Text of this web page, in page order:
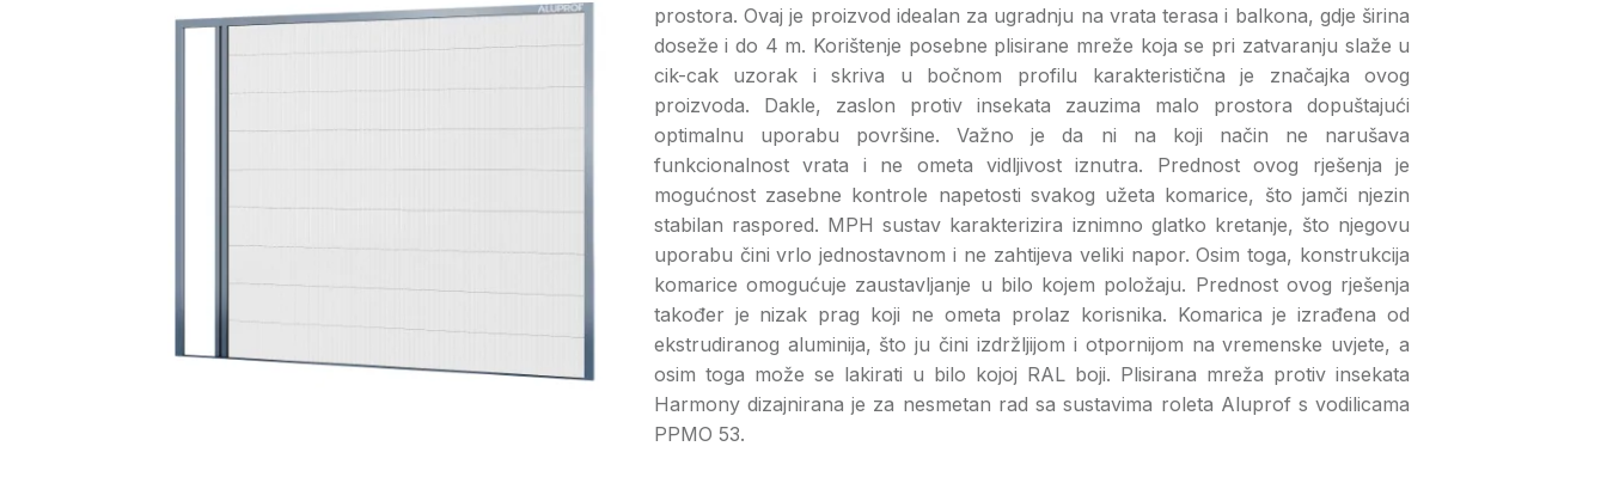
prostora. Ovaj je proizvod idealan za ugradnju na vrata terasa i balkona, gdje širina
doseže i do 4 m. Korištenje posebne plisirane mreže koja se pri zatvaranju slaže u
cik-cak uzorak i skriva u bočnom profilu karakteristična je značajka ovog
proizvoda. Dakle, zaslon protiv insekata zauzima malo prostora dopuštajući
optimalnu uporabu površine. Važno je da ni na koji način ne narušava
funkcionalnost vrata i ne ometa vidljivost iznutra. Prednost ovog rješenja je
mogućnost zasebne kontrole napetosti svakog užeta komarice, što jamči njezin
stabilan raspored. MPH sustav karakterizira iznimno glatko kretanje, što njegovu
uporabu čini vrlo jednostavnom i ne zahtijeva veliki napor. Osim toga, konstrukcija
komarice omogućuje zaustavljanje u bilo kojem položaju. Prednost ovog rješenja
također je nizak prag koji ne ometa prolaz korisnika. Komarica je izrađena od
ekstrudiranog aluminija, što ju čini izdržljijom i otpornijom na vremenske uvjete, a
osim toga može se lakirati u bilo kojoj RAL boji. Plisirana mreža protiv insekata
Harmony dizajnirana je za nesmetan rad sa sustavima roleta Aluprof s vodilicama
PPMO 53.